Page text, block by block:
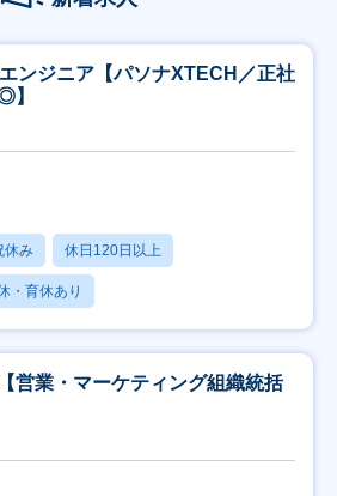
ンジニア【パソナXTECH／正社
】
休み 休日120日以上
・育休あり
営業・マーケティング組織統括